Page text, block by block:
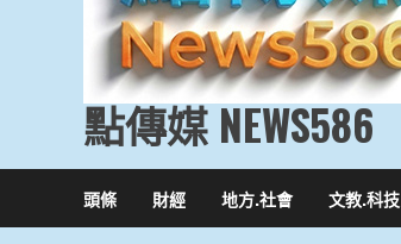
點傳媒 NEWS586
頭條 財經 地方.社會 文教.科技